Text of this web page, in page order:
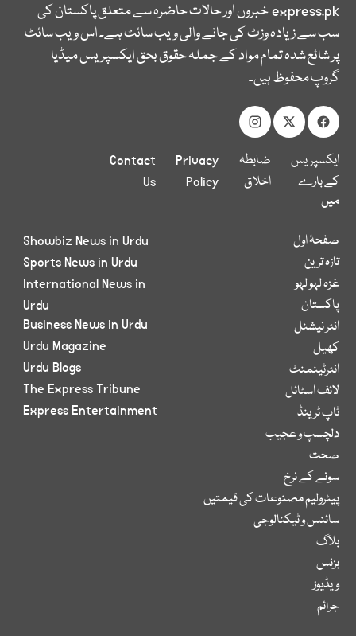
express.pkخبروں اور حالات حاضرہ سے متعلق پاکستان کی
سب سے زیادہ وزٹ کی جانے والی ویب سائٹ ہے۔ اس ویب سائٹ
پر شائع شدہ تمام مواد کے جملہ حقوق بحق ایکسپریس میڈیا
گروپ محفوظ ہیں۔
ایکسپریس
کے بارے
میں
ضابطہ
اخلاق
Privacy
Policy
Contact
Us
صفحۂ اول
تازہ ترین
غزہ لہو لہو
پاکستان
انٹر نیشنل
کھیل
انٹرٹینمنٹ
لائف اسٹائل
ٹاپ ٹرینڈ
دلچسپ و عجیب
صحت
سونے کے نرخ
پیٹرولیم مصنوعات کی قیمتیں
سائنس و ٹیکنالوجی
بلاگ
بزنس
ویڈیوز
جرائم
Showbiz News in Urdu
Sports News in Urdu
International News in
Urdu
Business News in Urdu
Urdu Magazine
Urdu Blogs
The Express Tribune
Express Entertainment